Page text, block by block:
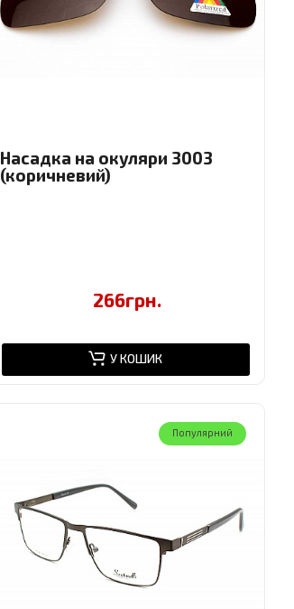
Насадка на окуляри 3003
(коричневий)
266грн.
У КОШИК
Популярний